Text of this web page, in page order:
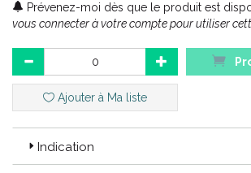
(1) Test d’usage - 20 volontaires.
Prévenez-moi dès que le produit est
vous connecter à votre compte pour utiliser
Ajouter à Ma liste
Indication